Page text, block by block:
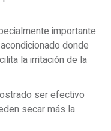
importante
donde
la irritación de la
ser efectivo
secar más la